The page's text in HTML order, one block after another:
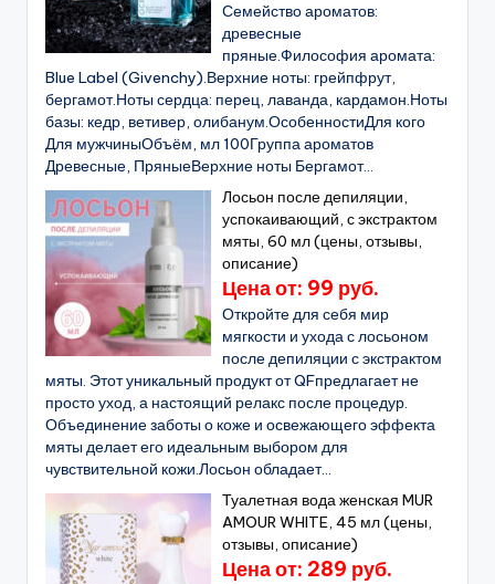
Семейство ароматов:
древесные
пряные.Философия аромата:
Blue Label (Givenchy).Верхние ноты: грейпфрут,
бергамот.Ноты сердца: перец, лаванда, кардамон.Ноты
базы: кедр, ветивер, олибанум.ОсобенностиДля кого
Для мужчиныОбъём, мл 100Группа ароматов
Древесные, ПряныеВерхние ноты Бергамот...
Лосьон после депиляции,
успокаивающий, с экстрактом
мяты, 60 мл (цены, отзывы,
описание)
Цена от: 99 руб.
Откройте для себя мир
мягкости и ухода с лосьоном
после депиляции с экстрактом
мяты. Этот уникальный продукт от QFпредлагает не
просто уход, а настоящий релакс после процедур.
Объединение заботы о коже и освежающего эффекта
мяты делает его идеальным выбором для
чувствительной кожи.Лосьон обладает...
Туалетная вода женская MUR
AMOUR WHITE, 45 мл (цены,
отзывы, описание)
Цена от: 289 руб.